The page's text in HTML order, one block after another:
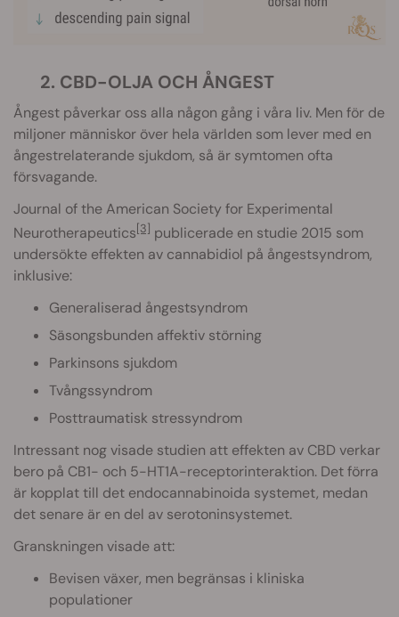
2. CBD-OLJA OCH ÅNGEST
Ångest påverkar oss alla någon gång i våra liv. Men för de
miljoner människor över hela världen som lever med en
ångestrelaterande sjukdom, så är symtomen ofta
försvagande.
Journal of the American Society for Experimental
Neurotherapeutics[3] publicerade en studie 2015 som
undersökte effekten av cannabidiol på ångestsyndrom,
inklusive:
Generaliserad ångestsyndrom
Säsongsbunden affektiv störning
Parkinsons sjukdom
Tvångssyndrom
Posttraumatisk stressyndrom
Intressant nog visade studien att effekten av CBD verkar
bero på CB1- och 5-HT1A-receptorinteraktion. Det förra
är kopplat till det endocannabinoida systemet, medan
det senare är en del av serotoninsystemet.
Granskningen visade att:
Bevisen växer, men begränsas i kliniska
populationer